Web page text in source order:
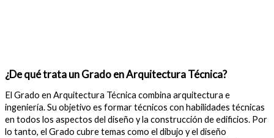
¿De qué trata un Grado en Arquitectura Técnica?
El Grado en Arquitectura Técnica combina arquitectura e
ingeniería. Su objetivo es formar técnicos con habilidades técnicas
en todos los aspectos del diseño y la construcción de edificios. Por
lo tanto, el Grado cubre temas como el dibujo y el diseño